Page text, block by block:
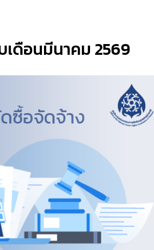
เดือนมีนาคม 2569